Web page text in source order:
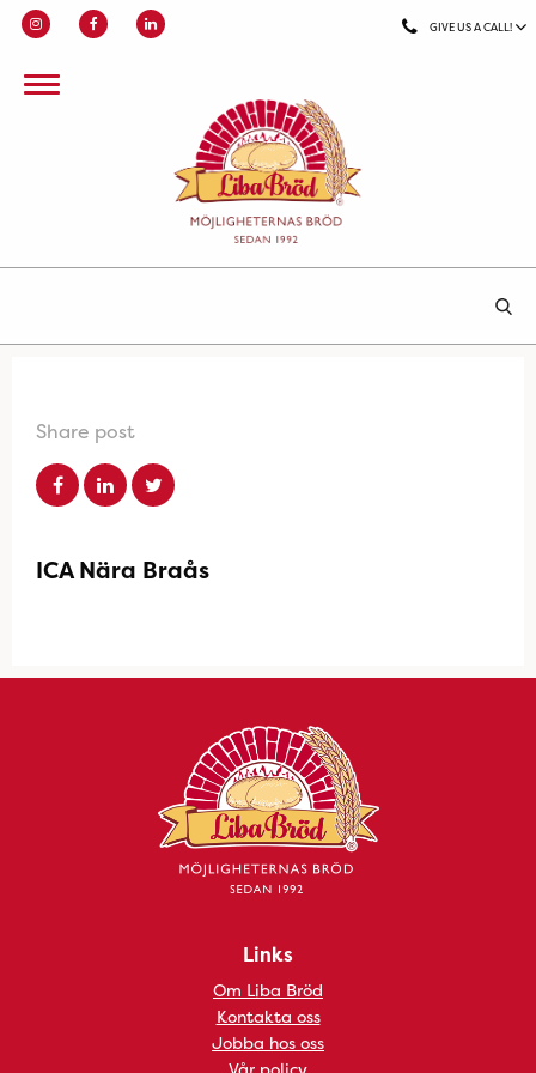
GIVE US A CALL!
Share post
ICA Nära Braås
Links
Om Liba Bröd
Kontakta oss
Jobba hos oss